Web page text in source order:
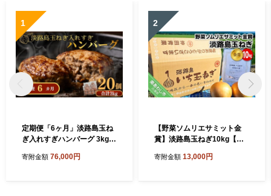
1
定期便「6ヶ月」淡路島玉ね
ぎ入れすぎハンバーグ 3kg
寄附金額 76,000円
2
【野菜ソムリエサミット金
賞】淡路島玉ねぎ10kg【仲
寄附金額 13,000円